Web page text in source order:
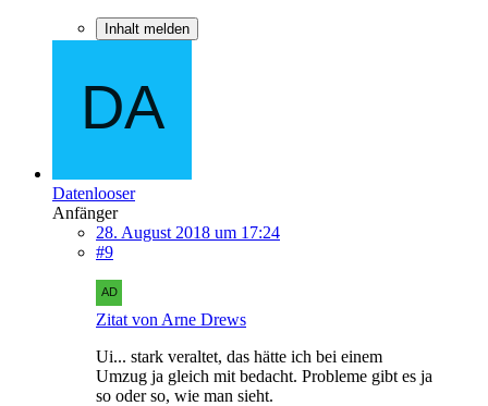
Inhalt melden
Datenlooser
Anfänger
28. August 2018 um 17:24
#9
Zitat von Arne Drews
Ui... stark veraltet, das hätte ich bei einem
Umzug ja gleich mit bedacht. Probleme gibt es ja
so oder so, wie man sieht.